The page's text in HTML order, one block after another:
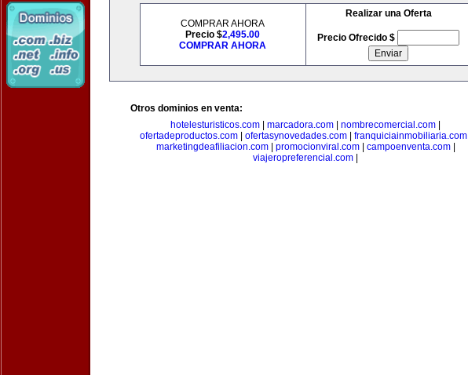
COMPRAR AHORA
Precio $2,495.00
COMPRAR AHORA
Realizar una Oferta
Precio Ofrecido $
Otros dominios en venta:
hotelesturisticos.com
marcadora.com nombrecomercial.com
ofertadeproductos.com| ofertasynovedades.com| franquiciainmobiliaria.com|
marketingdeafiliacion.com| promocionviral.com| campoenventa.com|
viajeropreferencial.com